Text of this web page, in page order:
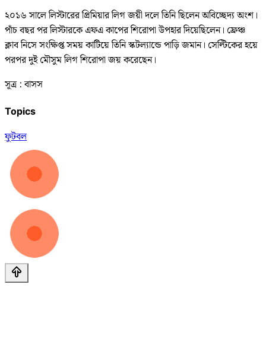
২০১৬ সালে লিস্টারের প্রিমিয়ার লিগ জয়ী দলে তিনি ছিলেন অবিচ্ছেদ্য অংশ।
পাঁচ বছর পর লিস্টারকে এফএ কাপের শিরোপা উপহার দিয়েছিলেন। ফ্রেঞ্চ
ক্লাব নিসে সংক্ষিপ্ত সময় কাটিয়ে তিনি স্কটল্যান্ডে পাড়ি জমান। সেল্টিকের হয়ে
পরপর দুই মৌসুম লিগ শিরোপা জয় করেছেন।
সূত্র : বাসস
Topics
ফুটবল